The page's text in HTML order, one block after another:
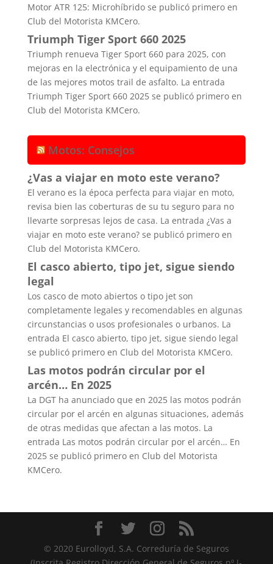
Motor ATR 125: Microhíbrido se publicó primero en
Club del Motorista KMCero.
Triumph Tiger Sport 660 2025
Triumph renueva Tiger Sport 660 para 2025, con
mejoras en la electrónica y el equipamiento de una
de las mejores motos trail de asfalto. La entrada
Triumph Tiger Sport 660 2025 se publicó primero en
Club del Motorista KMCero.
Motos: Consejos
¿Vas a viajar en moto este verano?
El verano es la época perfecta para viajar en moto,
revisa bien las coberturas de su tu seguro para no
llevarte sorpresas lejos de casa. La entrada ¿Vas a
viajar en moto este verano? se publicó primero en
Club del Motorista KMCero.
El casco abierto, tipo jet, sigue siendo
legal
Los casco de moto abiertos o tipo jet son
completamente legales y recomendables en algunas
circunstancias o usos profesionales o urbanos. La
entrada El casco abierto, tipo jet, sigue siendo legal
se publicó primero en Club del Motorista KMCero.
Las motos podrán circular por el
arcén… En 2025
La DGT ha anunciado que en 2025 las motos podrán
circular por el arcén en algunas situaciones, además
de otras medidas que afectan a las motos. La
entrada Las motos podrán circular por el arcén… En
2025 se publicó primero en Club del Motorista
KMCero.
© 2020 Eurolloyd, S.A. Correduría de Seguros